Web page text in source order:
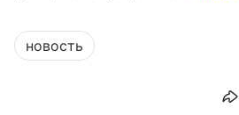
новость